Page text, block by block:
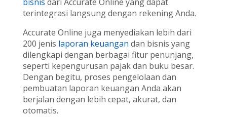
bisnis dari Accurate Online yang dapat
terintegrasi langsung dengan rekening Anda.
Accurate Online juga menyediakan lebih dari
200 jenis laporan keuangan dan bisnis yang
dilengkapi dengan berbagai fitur penunjang,
seperti kepengurusan pajak dan buku besar.
Dengan begitu, proses pengelolaan dan
pembuatan laporan keuangan Anda akan
berjalan dengan lebih cepat, akurat, dan
otomatis.